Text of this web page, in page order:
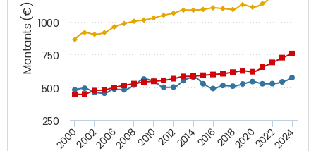
Montants (€)
200020022006200820102012201420162018202020222024
250
500
750
1000